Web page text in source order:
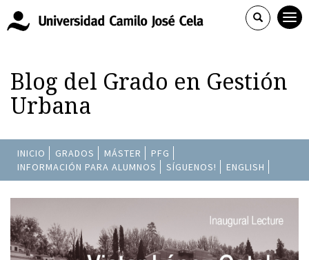
Blog del Grado en Gestión
Urbana
INICIO GRADOS MÁSTER
PFG
INFORMACIÓN PARA ALUMNOS
SÍGUENOS! ENGLISH